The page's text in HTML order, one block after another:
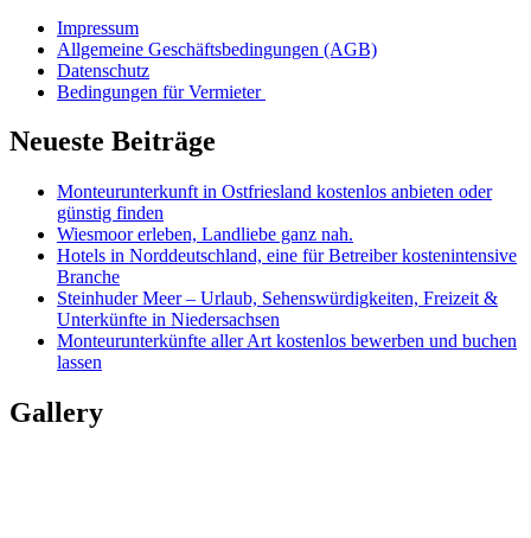
Impressum
Allgemeine Geschäftsbedingungen (AGB)
Datenschutz
Bedingungen für Vermieter
Neueste Beiträge
Monteurunterkunft in Ostfriesland kostenlos anbieten oder
günstig finden
Wiesmoor erleben, Landliebe ganz nah.
Hotels in Norddeutschland, eine für Betreiber kostenintensive
Branche
Steinhuder Meer – Urlaub, Sehenswürdigkeiten, Freizeit &
Unterkünfte in Niedersachsen
Monteurunterkünfte aller Art kostenlos bewerben und buchen
lassen
Gallery